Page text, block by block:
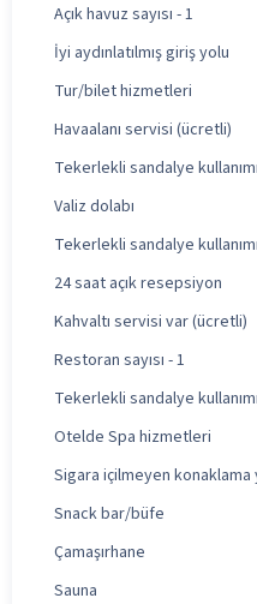
Açık havuz sayısı - 1
İyi aydınlatılmış giriş yolu
Tur/bilet hizmetleri
Havaalanı servisi (ücretli)
Tekerlekli sandalye
Valiz dolabı
Tekerlekli sandalye
24 saat açık resepsiyon
Kahvaltı servisi var (ücretli)
Restoran sayısı - 1
Tekerlekli sandalye
Otelde Spa hizmetleri
Sigara içilmeyen konaklama
Snack bar/büfe
Çamaşırhane
Sauna